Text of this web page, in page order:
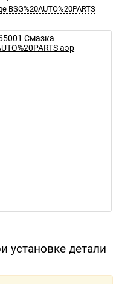
BSG%20AUTO%20PARTS
установке детали